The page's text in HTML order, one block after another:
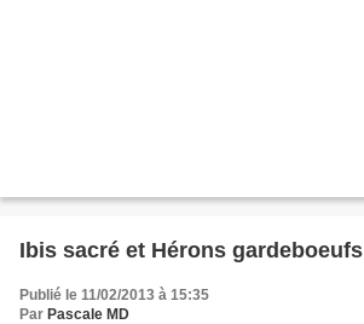
Ibis sacré et Hérons gardeboeufs
Publié le 11/02/2013 à 15:35
Par Pascale MD